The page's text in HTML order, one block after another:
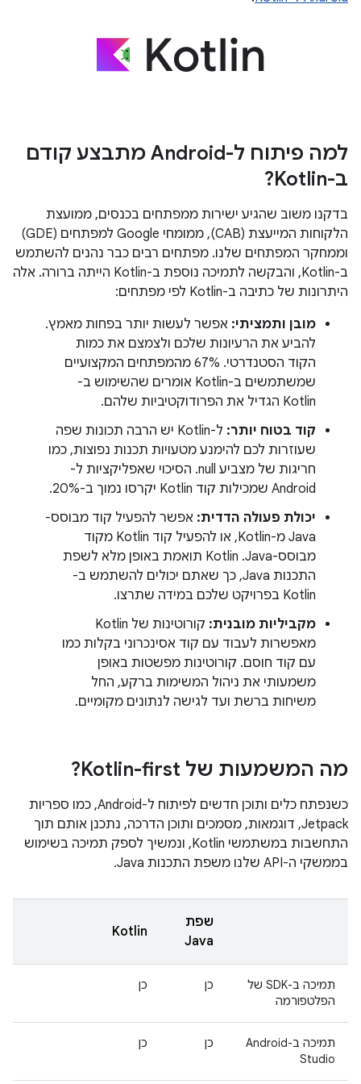
למה פיתוח ל-Android מתבצע קודם
ב-Kotlin?
בדקנו משוב שהגיע ישירות ממפתחים בכנסים, ממועצת
הלקוחות המייעצת (CAB), ממומחי Google למפתחים (GDE)
וממחקר המפתחים שלנו. מפתחים רבים כבר נהנים להשתמש
ב-Kotlin, והבקשה לתמיכה נוספת ב-Kotlin הייתה ברורה. אלה
היתרונות של כתיבה ב-Kotlin לפי מפתחים:
מובן ותמציתי: אפשר לעשות יותר בפחות מאמץ.
להביע את הרעיונות שלכם ולצמצם את כמות
הקוד הסטנדרטי. ‫67% מהמפתחים המקצועיים
שמשתמשים ב-Kotlin אומרים שהשימוש ב-
Kotlin הגדיל את הפרודוקטיביות שלהם.
קוד בטוח יותר:
ל-Kotlin יש הרבה תכונות שפה
שעוזרות לכם להימנע מטעויות תכנות נפוצות, כמו
חריגות של מצביע null. הסיכוי שאפליקציות ל-
Android שמכילות קוד Kotlin יקרסו נמוך ב-20%.
יכולת פעולה הדדית: אפשר להפעיל קוד מבוסס-
Java מ-Kotlin, או להפעיל קוד Kotlin מקוד
מבוסס-Java. ‫Kotlin תואמת באופן מלא לשפת
התכנות Java, כך שאתם יכולים להשתמש ב-
Kotlin בפרויקט שלכם במידה שתרצו.
מקביליות מובנית:
קורוטינות של Kotlin
מאפשרות לעבוד עם קוד אסינכרוני בקלות כמו
עם קוד חוסם. קורוטינות מפשטות באופן
משמעותי את ניהול המשימות ברקע, החל
משיחות ברשת ועד לגישה לנתונים מקומיים.
מה המשמעות של Kotlin-first?
כשנפתח כלים ותוכן חדשים לפיתוח ל-Android, כמו ספריות
Jetpack, דוגמאות, מסמכים ותוכן הדרכה, נתכנן אותם תוך
התחשבות במשתמשי Kotlin, ונמשיך לספק תמיכה בשימוש
בממשקי ה-API שלנו משפת התכנות Java.
שפת
Java
Kotlin
תמיכה ב-SDK של
הפלטפורמה
כן כן
תמיכה ב-Android
Studio
כן כן